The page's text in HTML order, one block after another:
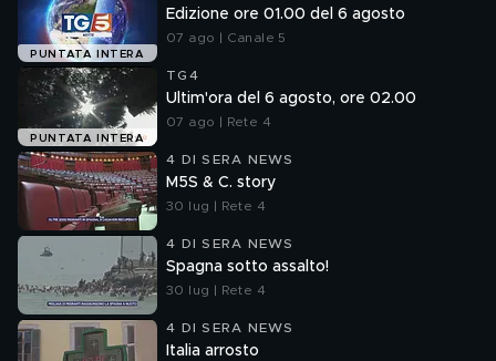
PUNTATA INTERA
Edizione ore 01.00 del 6 agosto
07 ago | Canale 5
PUNTATA INTERA
TG4
Ultim'ora del 6 agosto, ore 02.00
07 ago | Rete 4
4 DI SERA NEWS
M5S & C. story
30 lug | Rete 4
4 DI SERA NEWS
Spagna sotto assalto!
30 lug | Rete 4
4 DI SERA NEWS
Italia arrosto